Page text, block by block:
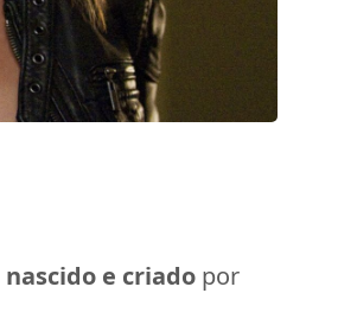
nascido e criado por